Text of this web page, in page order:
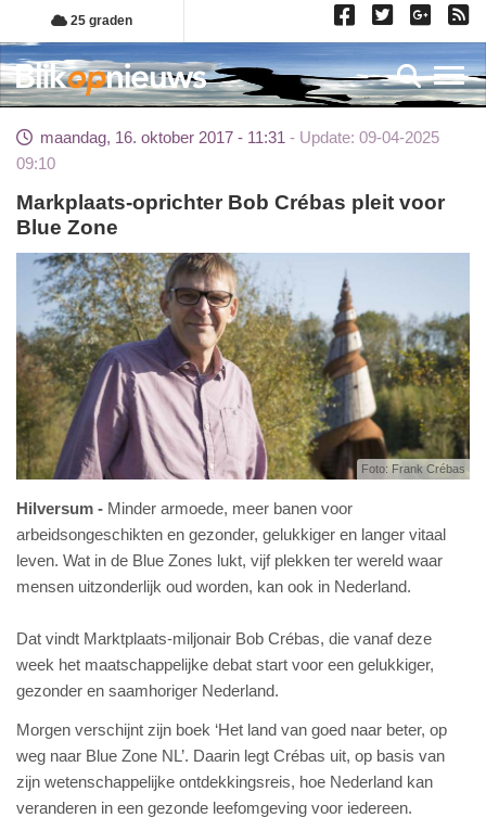
Overslaan
en
naar
de
gaan
25 graden
maandag, 16. oktober 2017 - 11:31
Update: 09-04-2025
09:10
Markplaats-oprichter Bob Crébas pleit voor
Blue Zone
Foto: Frank Crébas
Hilversum
Minder armoede, meer banen voor
arbeidsongeschikten en gezonder, gelukkiger en langer vitaal
leven. Wat in de Blue Zones lukt, vijf plekken ter wereld waar
mensen uitzonderlijk oud worden, kan ook in Nederland.
Dat vindt Marktplaats-miljonair Bob Crébas, die vanaf deze
week het maatschappelijke debat start voor een gelukkiger,
gezonder en saamhoriger Nederland.
Morgen verschijnt zijn boek ‘Het land van goed naar beter, op
weg naar Blue Zone NL’. Daarin legt Crébas uit, op basis van
zijn wetenschappelijke ontdekkingsreis, hoe Nederland kan
veranderen in een gezonde leefomgeving voor iedereen.